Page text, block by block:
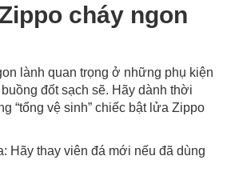
cháy ngon
lành quan trọng ở những phụ kiện
đốt sạch sẽ. Hãy dành thời
“tổng vệ sinh” chiếc bật lửa Zippo
Hãy thay viên đá mới nếu đã dùng